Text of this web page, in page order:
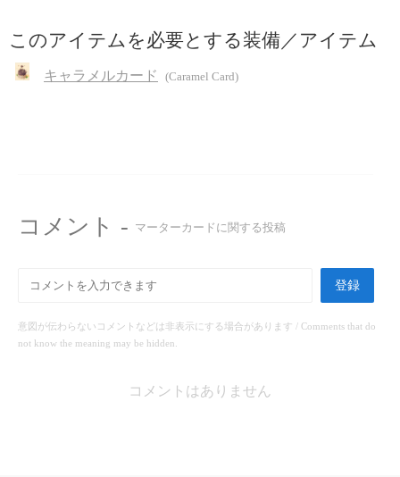
このアイテムを必要とする装備／アイテム
キャラメルカード (Caramel Card)
コメント - マーターカードに関する投稿
登録
意図が伝わらないコメントなどは非表示にする場合があります / Comments that do
not know the meaning may be hidden.
コメントはありません